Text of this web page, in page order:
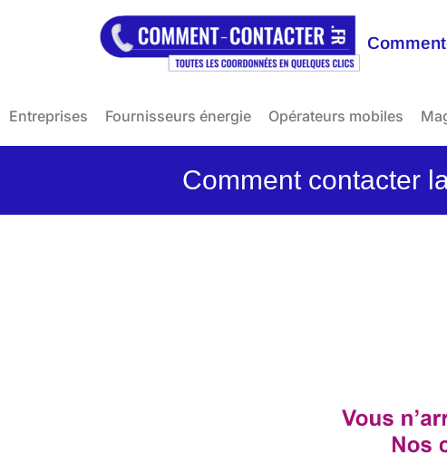
Entreprises Fournisseurs énergie Opérateurs mobiles
Comment contacter